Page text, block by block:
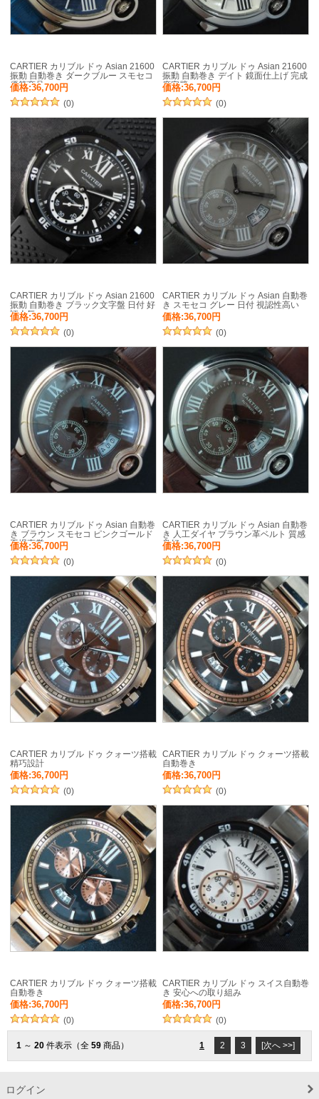
CARTIER カリブル ドゥ Asian 21600
振動 自動巻き ダークブルー スモセコ
優等商品
価格:36,700円
(0)
CARTIER カリブル ドゥ Asian 21600
振動 自動巻き デイト 鏡面仕上げ 完成
度完璧
価格:36,700円
(0)
CARTIER カリブル ドゥ Asian 21600
振動 自動巻き ブラック文字盤 日付 好
評人気
価格:36,700円
(0)
CARTIER カリブル ドゥ Asian 自動巻
き スモセコ グレー 日付 視認性高い
価格:36,700円
(0)
CARTIER カリブル ドゥ Asian 自動巻
き ブラウン スモセコ ピンクゴールド
工場直営
価格:36,700円
(0)
CARTIER カリブル ドゥ Asian 自動巻
き 人工ダイヤ ブラウン革ベルト 質感
良好
価格:36,700円
(0)
CARTIER カリブル ドゥ クォーツ搭載
精巧設計
価格:36,700円
(0)
CARTIER カリブル ドゥ クォーツ搭載
自動巻き
価格:36,700円
(0)
CARTIER カリブル ドゥ クォーツ搭載
自動巻き
価格:36,700円
(0)
CARTIER カリブル ドゥ スイス自動巻
き 安心への取り組み
価格:36,700円
(0)
1 ～ 20 件表示（全 59 商品） 1 2 3 [次へ >>]
ログイン